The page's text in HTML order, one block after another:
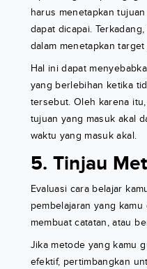
harus menetapkan
dapat dicapai.
dalam menetapkan
Hal ini dapat
yang berlebihan ketika
tersebut. Oleh karena
tujuan yang masuk akal
waktu yang masuk akal.
5. Tinjau
Evaluasi cara belajar
pembelajaran yang
membuat catatan, atau
Jika metode yang kamu
efektif, pertimbangkan